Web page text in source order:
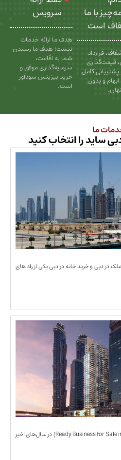
سرویس
هدف ما ارائه خدمات
نیست؛ هدف ما رسیدن
شما به اقامت،
سرمایه‌گذاری موفق و
خرید بیزینس سودآور
است.
کنید
در دبی یکی از راه های
خرید بیزینس آماده در دبی (Ready Business for Sale in Dubai) در سال‌های اخیر